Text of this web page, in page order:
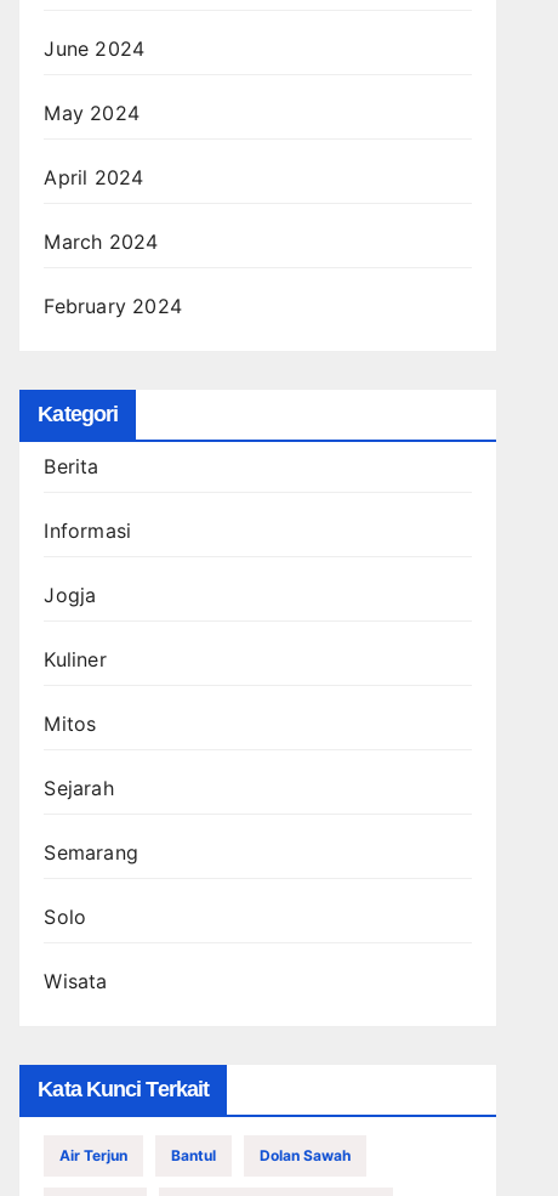
June 2024
May 2024
April 2024
March 2024
February 2024
Kategori
Berita
Informasi
Jogja
Kuliner
Mitos
Sejarah
Semarang
Solo
Wisata
Kata Kunci Terkait
Air Terjun Bantul Dolan Sawah